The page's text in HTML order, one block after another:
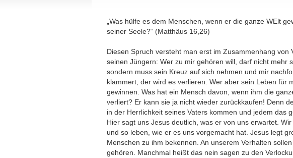
„Was hülfe es dem Menschen, wenn er die ganze WElt
seiner Seele?“ (Matthäus 16,26)
Diesen Spruch versteht man erst im Zusammenhang von
seinen Jüngern: Wer zu mir gehören will, darf nicht mehr
sondern muss sein Kreuz auf sich nehmen und mir
klammert, der wird es verlieren. Wer aber sein Leben für
gewinnen. Was hat ein Mensch davon, wenn ihm die
verliert? Er kann sie ja nicht wieder zurückkaufen! Denn
in der Herrlichkeit seines Vaters kommen und jedem das
Hier sagt uns Jesus deutlich, was er von uns erwartet.
und so leben, wie er es uns vorgemacht hat. Jesus legt
Menschen zu ihm bekennen. An unserem Verhalten
gehören. Manchmal heißt das nein sagen zu den